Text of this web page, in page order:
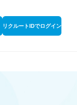
リクルートIDでログイン